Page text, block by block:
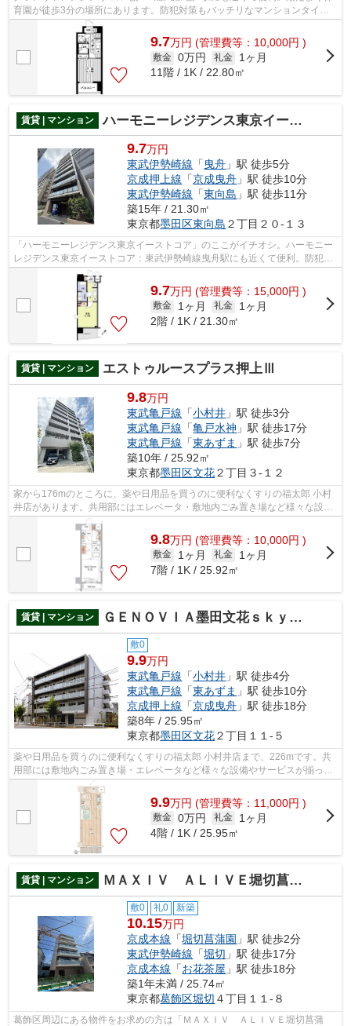
育園が徒歩3分の場所にあります。防犯対策もバッチリなマンションタイプ
の物件です。こちらはエレベーター付き...
9.7万円 (管理費等：10,000円 )
敷金 0万円 礼金
1ヶ月
11階 / 1K / 22.80㎡
賃貸 | マンション ハーモニーレジデンス東京イーストコア
9.7万円
東武伊勢崎線 「 曳舟 」駅 徒歩5分
京成押上線 「京成曳舟 」駅 徒歩10分
東武伊勢崎線 「東向島 」駅 徒歩11分
築15年 / 21.30㎡
東京都墨田区東向島 ２丁目２０-１３
「ハーモニーレジデンス東京イーストコア」のここがイチオシ。ハーモニー
レジデンス東京イーストコア：東武伊勢崎線曳舟駅にも近くて便利。防犯対
策もバッチリなマンションタイプの物...
9.7万円 (管理費等：15,000円 )
敷金 1ヶ月 礼金
1ヶ月
2階 / 1K / 21.30㎡
賃貸 | マンション エストゥルースプラス押上Ⅲ
9.8万円
東武亀戸線 「小村井 」駅 徒歩3分
東武亀戸線 「亀戸水神 」駅 徒歩17分
東武亀戸線 「東あずま 」駅 徒歩7分
築10年 / 25.92㎡
東京都墨田区文花２丁目３-１２
家から176mのところに、薬や日用品を買うのに便利なくすりの福太郎 小村
井店があります。共用部にはエレベータ・敷地内ごみ置き場など様々な設備
9.8万円 (管理費等：10,000円 )
敷金 1ヶ月 礼金
1ヶ月
7階 / 1K / 25.92㎡
賃貸 | マンション ＧＥＮＯＶＩＡ墨田文花ｓｋｙｇａｒｄｅｎ
敷0
9.9万円
東武亀戸線 「小村井 」駅 徒歩4分
東武亀戸線 「東あずま 」駅 徒歩10分
京成押上線 「京成曳舟 」駅 徒歩18分
築8年 / 25.95㎡
東京都墨田区文花２丁目１１-５
薬や日用品を買うのに便利なくすりの福太郎 小村井店まで、226mです。共
用部には敷地内ごみ置き場・エレベータなど様々な設備やサービスが揃って
いるので便利です。こちらの物件では初...
9.9万円 (管理費等：11,000円 )
敷金 0万円 礼金
1ヶ月
4階 / 1K / 25.95㎡
賃貸 | マンション ＭＡＸＩＶ ＡＬＩＶＥ堀切菖蒲園
敷0 礼0 新築
10.15万円
京成本線 「堀切菖蒲園 」駅 徒歩2分
東武伊勢崎線 「堀切 」駅 徒歩17分
京成本線 「お花茶屋 」駅 徒歩18分
築1年未満 / 25.74㎡
東京都葛飾区堀切 ４丁目１１-８
葛飾区周辺にある物件をお求めの方は「ＭＡＸＩＶ ＡＬＩＶＥ堀切菖蒲